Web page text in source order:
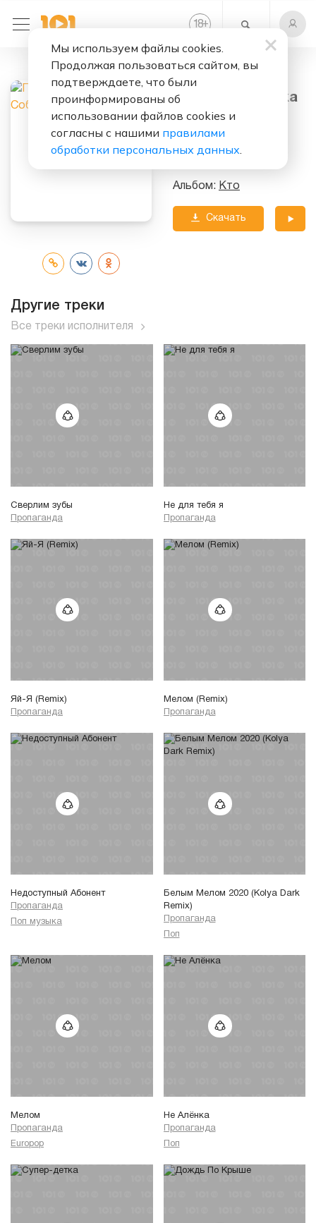
18+
Кто (Вой Собака
Вой Remix)
Альбом: Кто
Скачать
Другие треки
Все треки исполнителя
Сверлим зубы
Пропаганда
Не для тебя я
Пропаганда
Яй-Я (Remix)
Пропаганда
Мелом (Remix)
Пропаганда
Недоступный Абонент
Пропаганда
Поп музыка
Белым Мелом 2020 (Kolya Dark
Remix)
Пропаганда
Поп
Мелом
Пропаганда
Europop
Не Алёнка
Пропаганда
Поп
Мы используем файлы cookies.
Продолжая пользоваться сайтом, вы
подтверждаете, что были
проинформированы об
использовании файлов cookies и
согласны с нашими правилами
обработки персональных данных.